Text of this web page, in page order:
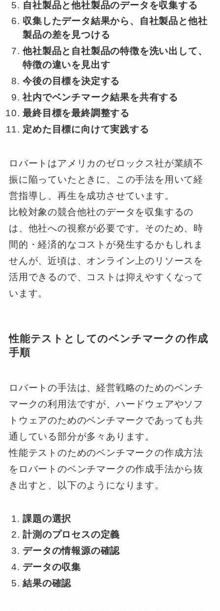
自社製品と他社製品のデータを収集する
収集したデータ結果から、自社製品と他社
製品の差を見つける
他社製品と自社製品の特徴を洗い出して、
特徴の違いを見出す
今後の目標を決定する
社内でベンチマーク結果を共有する
最終目標を最終調整する
定めた目標に向けて実践する
ロバートはアメリカのゼロックス社が業績不
振に陥っていたときに、この手法を用いて経
営指導し、再生を成功させています。
比較対象の競合他社のデータを収集するの
は、他社への視察が必要です。そのため、時
間的・経済的なコストが発生するかもしれま
せんが、近頃は、オンライン上のリソースを
活用できるので、コストは抑えやすくなって
います。
性能テストとしてのベンチマークの作成
手順
ロバートの手法は、経営戦略のためのベンチ
マークの利用法ですが、ハードウェアやソフ
トウェアのためのベンチマークであっても共
通している部分が多々あります。
性能テストのためのベンチマークの作成方法
をロバートのベンチマークの作成手法から抜
き出すと、以下のようになります。
課題の選択
計測のプロセスの定義
データの情報源の確認
データの収集
結果の確認